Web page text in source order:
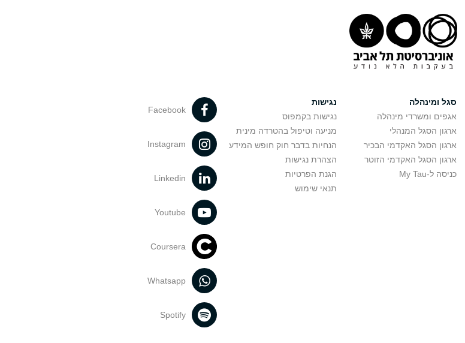
סגל ומינהלה
אגפים ומשרדי מינהלה
ארגון הסגל המנהלי
ארגון הסגל האקדמי הבכיר
ארגון הסגל האקדמי הזוטר
כניסה ל-My Tau
נגישות
נגישות בקמפוס
מניעה וטיפול בהטרדה מינית
הנחיות בדבר חוק חופש המידע
הצהרת נגישות
הגנת הפרטיות
תנאי שימוש
Facebook
Instagram
Linkedin
Youtube
Coursera
Whatsapp
Spotify